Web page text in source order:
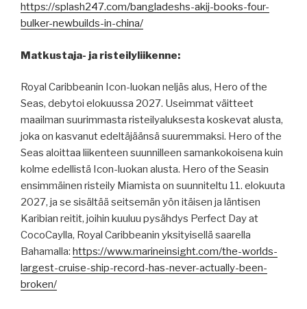
https://splash247.com/bangladeshs-akij-books-four-
bulker-newbuilds-in-china/
Matkustaja- ja risteilyliikenne:
Royal Caribbeanin Icon-luokan neljäs alus, Hero of the
Seas, debytoi elokuussa 2027. Useimmat väitteet
maailman suurimmasta risteilyaluksesta koskevat alusta,
joka on kasvanut edeltäjäänsä suuremmaksi. Hero of the
Seas aloittaa liikenteen suunnilleen samankokoisena kuin
kolme edellistä Icon-luokan alusta. Hero of the Seasin
ensimmäinen risteily Miamista on suunniteltu 11. elokuuta
2027, ja se sisältää seitsemän yön itäisen ja läntisen
Karibian reitit, joihin kuuluu pysähdys Perfect Day at
CocoCaylla, Royal Caribbeanin yksityisellä saarella
Bahamalla: https://www.marineinsight.com/the-worlds-
largest-cruise-ship-record-has-never-actually-been-
broken/